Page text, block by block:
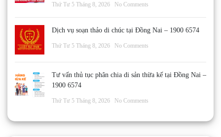
Thứ Tư 5 Tháng 8, 2026 No Comments
Dịch vụ soạn thảo di chúc tại Đồng Nai – 1900 6574
Thứ Tư 5 Tháng 8, 2026 No Comments
Tư vấn thủ tục phân chia di sản thừa kế tại Đồng Nai –
1900 6574
Thứ Tư 5 Tháng 8, 2026 No Comments